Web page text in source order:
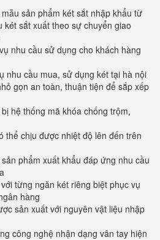
sản phẩm két sắt nhập khẩu từ
két sắt xuất theo sự chuyển giao
nhu cầu sử dụng cho khách hàng
nhu cầu mua, sử dụng két tại hà nội
gọn an toàn, thuận tiện để sắp xếp
hệ thống mã khóa chống trộm,
thể chịu được nhiệt độ lên đến trên
sản phẩm xuất khẩu đáp ứng nhu cầu
với từng ngăn két riêng biệt phục vụ
hàng
sản xuất với nguyên vật liệu nhập
công nghệ nhận dạng vân tay hiện